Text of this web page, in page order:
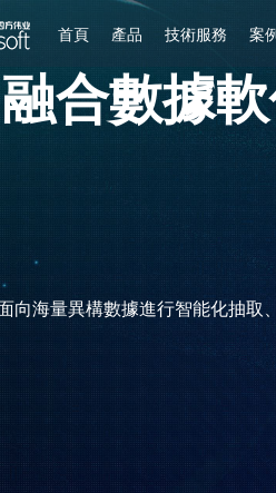
首頁 產品 技術服務 案
合數據
向海量異構數據進行智能化抽取